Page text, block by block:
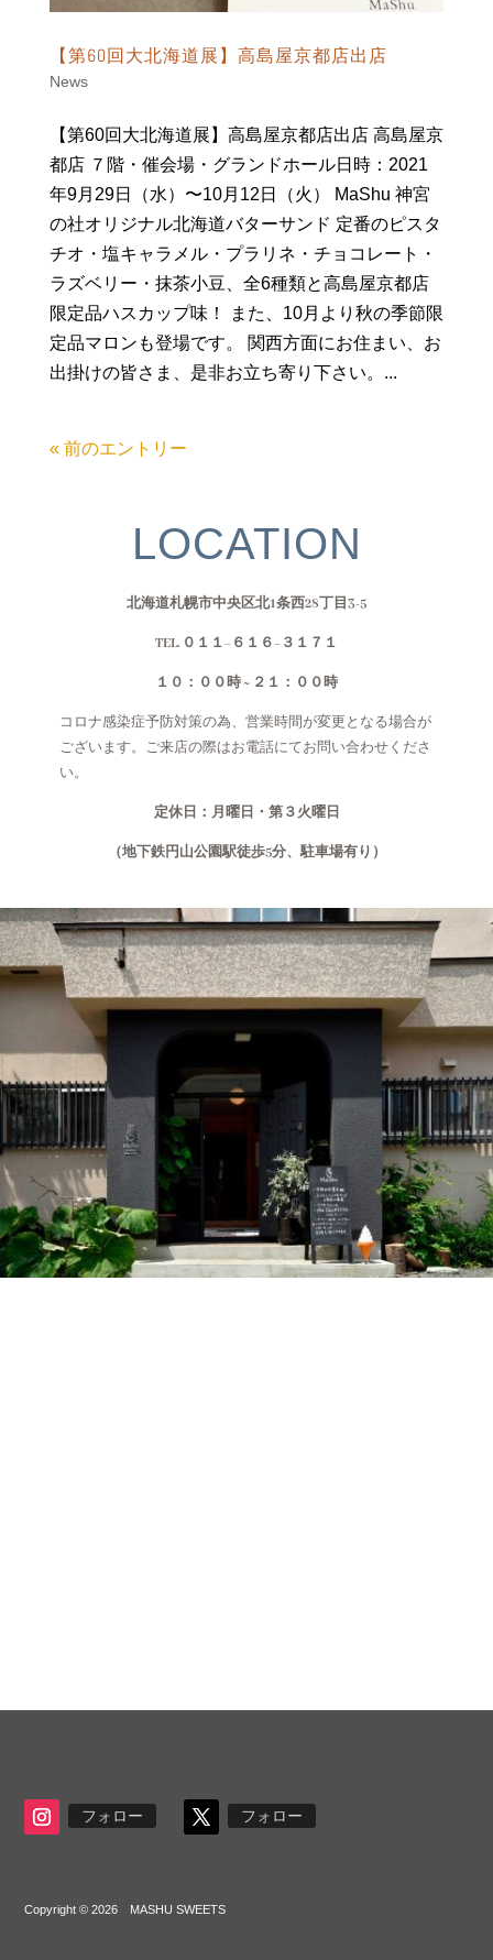
【第60回大北海道展】高島屋京都店出店
News
【第60回大北海道展】高島屋京都店出店 高島屋京
都店 ７階・催会場・グランドホール日時：2021
年9月29日（水）〜10月12日（火） MaShu 神宮
の社オリジナル北海道バターサンド 定番のピスタ
チオ・塩キャラメル・プラリネ・チョコレート・
ラズベリー・抹茶小豆、全6種類と高島屋京都店
限定品ハスカップ味！ また、10月より秋の季節限
定品マロンも登場です。 関西方面にお住まい、お
出掛けの皆さま、是非お立ち寄り下さい。...
« 前のエントリー
LOCATION
北海道札幌市中央区北1条西28丁目3-5
TEL. ０１１−６１６−３１７１
１０：００時 ~ ２１：００時
コロナ感染症予防対策の為、営業時間が変更となる場合が
ございます。ご来店の際はお電話にてお問い合わせくださ
い。
定休日：月曜日・第３火曜日
（地下鉄円山公園駅徒歩5分、駐車場有り）
フォロー フォロー
Copyright © 2026 MASHU SWEETS